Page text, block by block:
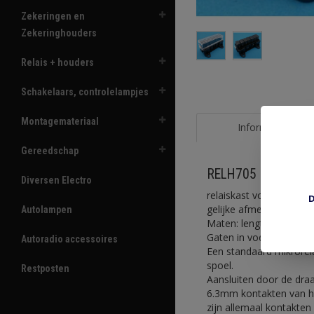
Zekeringen en
Zekeringhouders
Relais + houders
Schakelaars, controlelampjes
Montagemateriaal
Gereedschap
Diversen Electro
Autolampen
Autoradio accessoires
Restposten
Informatie
RELH705 kast voor
relaiskast voor 7
gelijke afmetingen als
Maten: lengte 132
Gaten in voet 8mm.
Een standaard
spoel.
Aansluiten door de
6.3mm kontakten van
zijn allemaal